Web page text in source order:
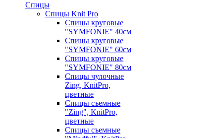
Спицы
Спицы Knit Pro
Спицы круговые
"SYMFONIE" 40см
Спицы круговые
"SYMFONIE" 60см
Спицы круговые
"SYMFONIE" 80см
Спицы чулочные
Zing, KnitPro,
цветные
Спицы съемные
"Zing", KnitPro,
цветные
Спицы съемные